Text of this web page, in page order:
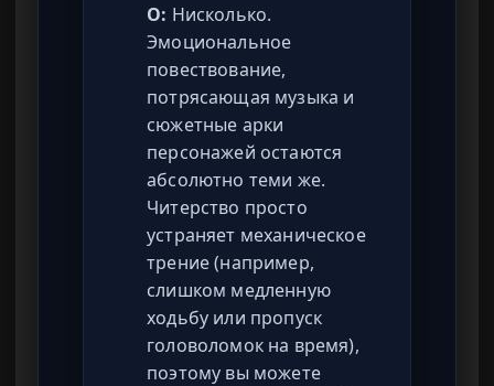
О: Нисколько.
Эмоциональное
повествование,
потрясающая музыка и
сюжетные арки
персонажей остаются
абсолютно теми же.
Читерство просто
устраняет механическое
трение (например,
слишком медленную
ходьбу или пропуск
головоломок на время),
поэтому вы можете